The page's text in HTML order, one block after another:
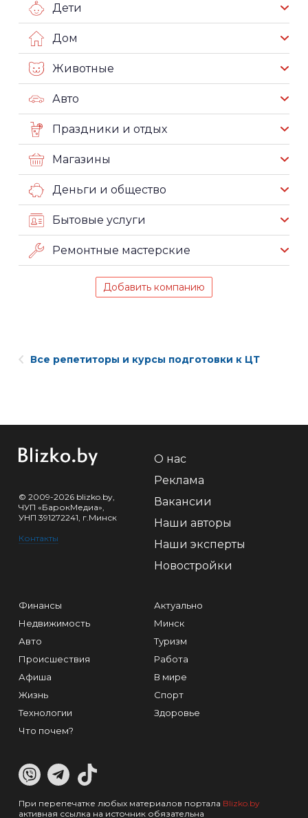
Дети
Дом
Животные
Авто
Праздники и отдых
Магазины
Деньги и общество
Бытовые услуги
Ремонтные мастерские
Добавить компанию
Все репетиторы и курсы подготовки к ЦТ
© 2009-2026 blizko.by,
ЧУП «БарокМедиа»,
УНП 391272241, г.Минск
Контакты
О нас
Реклама
Вакансии
Наши авторы
Наши эксперты
Новостройки
Финансы
Недвижимость
Авто
Происшествия
Афиша
Жизнь
Технологии
Что почем?
Актуально
Минск
Туризм
Работа
В мире
Спорт
Здоровье
При перепечатке любых материалов портала Blizko.by
активная ссылка на источник обязательна